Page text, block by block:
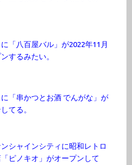
「八百屋バル」が2022年11月
するみたい。
「串かつとお酒 でんがな」が
てる。
シャインシティに昭和レトロ
ピノキオ」がオープンして